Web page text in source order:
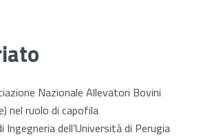
Nazionale Allevatori Bovini
nel ruolo di capofila
dell’Università di Perugia